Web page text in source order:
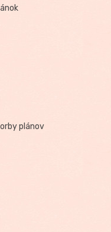
plánov